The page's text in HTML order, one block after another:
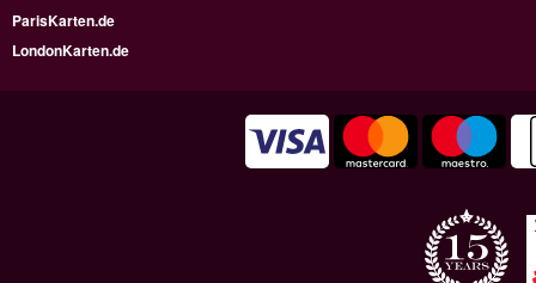
ParisKarten.de
LondonKarten.de